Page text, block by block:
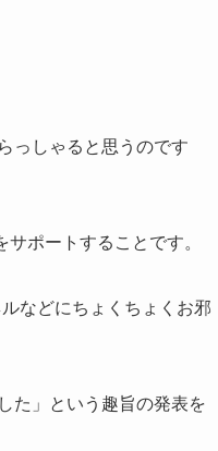
っしゃると思うのです
ポートすることです。
などにちょくちょくお邪
た」という趣旨の発表を